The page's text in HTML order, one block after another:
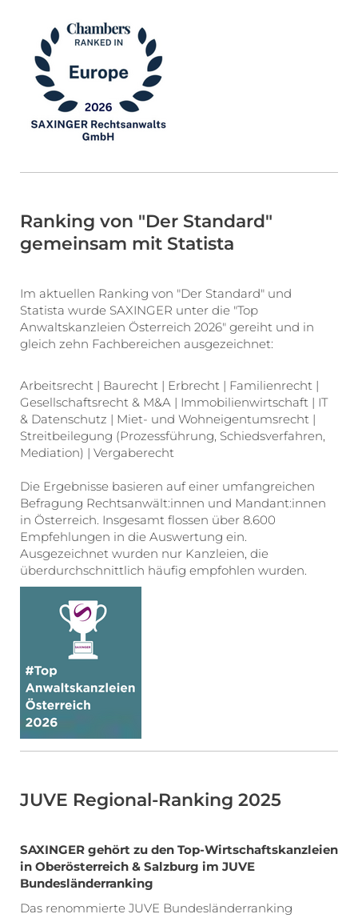
Ranking von "Der Standard"
gemeinsam mit Statista
Im aktuellen Ranking von "Der Standard" und
Statista wurde SAXINGER unter die "Top
Anwaltskanzleien Österreich 2026" gereiht und in
gleich zehn Fachbereichen ausgezeichnet:
Arbeitsrecht | Baurecht | Erbrecht | Familienrecht |
Gesellschaftsrecht & M&A | Immobilienwirtschaft | IT
& Datenschutz | Miet- und Wohneigentumsrecht |
Streitbeilegung (Prozessführung, Schiedsverfahren,
Mediation) | Vergaberecht
Die Ergebnisse basieren auf einer umfangreichen
Befragung Rechtsanwält:innen und Mandant:innen
in Österreich. Insgesamt flossen über 8.600
Empfehlungen in die Auswertung ein.
Ausgezeichnet wurden nur Kanzleien, die
überdurchschnittlich häufig empfohlen wurden.
JUVE Regional-Ranking 2025
SAXINGER gehört zu den Top-Wirtschaftskanzleien
in Oberösterreich & Salzburg im JUVE
Bundesländerranking
Das renommierte JUVE Bundesländerranking